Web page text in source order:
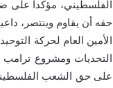
الفلسطيني، مؤكداً على
حقه أن يقاوم وينتصر،
الأمين العام لحركة
التحديات ومشروع ترامب
على حق الشعب الفلسطيني